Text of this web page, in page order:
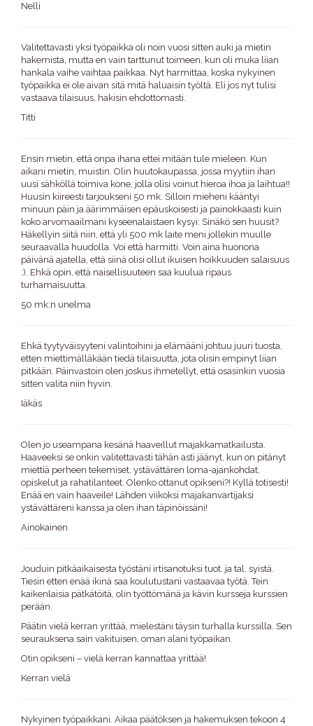
Nelli
Valitettavasti yksi työpaikka oli noin vuosi sitten auki ja mietin
hakemista, mutta en vain tarttunut toimeen, kun oli muka liian
hankala vaihe vaihtaa paikkaa. Nyt harmittaa, koska nykyinen
työpaikka ei ole aivan sitä mitä haluaisin työltä. Eli jos nyt tulisi
vastaava tilaisuus, hakisin ehdottomasti.
Titti
Ensin mietin, että onpa ihana ettei mitään tule mieleen. Kun
aikani mietin, muistin. Olin huutokaupassa, jossa myytiin ihan
uusi sähköllä toimiva kone, jolla olisi voinut hieroa ihoa ja laihtua!!
Huusin kiireesti tarjoukseni 50 mk. Silloin mieheni kääntyi
minuun päin ja äärimmäisen epäuskoisesti ja painokkaasti kuin
koko arvomaailmani kyseenalaistaen kysyi: Sinäkö sen huusit?
Häkellyin siitä niin, että yli 500 mk laite meni jollekin muulle
seuraavalla huudolla. Voi että harmitti. Voin aina huonona
päivänä ajatella, että siinä olisi ollut ikuisen hoikkuuden salaisuus
:). Ehkä opin, että naisellisuuteen saa kuulua ripaus
turhamaisuutta.
50 mk:n unelma
Ehkä tyytyväisyyteni valintoihini ja elämääni johtuu juuri tuosta,
etten miettimälläkään tiedä tilaisuutta, jota olisin empinyt liian
pitkään. Päinvastoin olen joskus ihmetellyt, että osasinkin vuosia
sitten valita niin hyvin.
Iäkäs
Olen jo useampana kesänä haaveillut majakkamatkailusta.
Haaveeksi se onkin valitettavasti tähän asti jäänyt, kun on pitänyt
miettiä perheen tekemiset, ystävättären loma-ajankohdat,
opiskelut ja rahatilanteet. Olenko ottanut opikseni?! Kyllä totisesti!
Enää en vain haaveile! Lähden viikoksi majakanvartijaksi
ystävättäreni kanssa ja olen ihan täpinöissäni!
Ainokainen
Jouduin pitkäaikaisesta työstäni irtisanotuksi tuot. ja tal. syistä.
Tiesin etten enää ikinä saa koulutustani vastaavaa työtä. Tein
kaikenlaisia pätkätöitä, olin työttömänä ja kävin kursseja kurssien
perään.
Päätin vielä kerran yrittää, mielestäni täysin turhalla kurssilla. Sen
seurauksena sain vakituisen, oman alani työpaikan.
Otin opikseni – vielä kerran kannattaa yrittää!
Kerran vielä
Nykyinen työpaikkani. Aikaa päätöksen ja hakemuksen tekoon 4